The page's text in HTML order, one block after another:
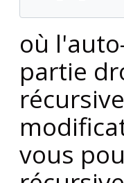
où
partie
vous